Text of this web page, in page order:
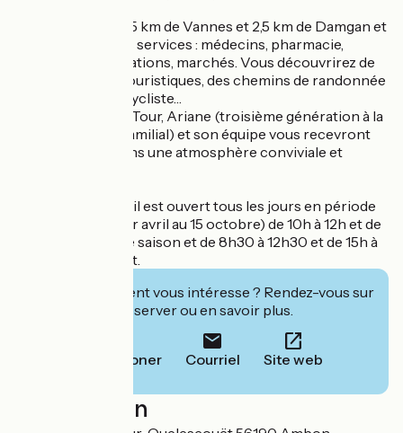
Nous sommes à 25 km de Vannes et 2,5 km de Damgan et
Ambon avec leurs services : médecins, pharmacie,
restaurants, animations, marchés. Vous découvrirez de
nombreux sites touristiques, des chemins de randonnée
pour piétons ou cycliste…
Au Camping de la Tour, Ariane (troisième génération à la
tête du camping familial) et son équipe vous recevront
avec le sourire dans une atmosphère conviviale et
Le bureau d'accueil est ouvert tous les jours en période
d'ouverture (du 1er avril au 15 octobre) de 10h à 12h et de
16h à 18h en basse saison et de 8h30 à 12h30 et de 15h à
19h en juillet / août.
Cet établissement vous intéresse ? Rendez-vous sur
leur site pour réserver ou en savoir plus.
Téléphoner Courriel Site web
Localisation